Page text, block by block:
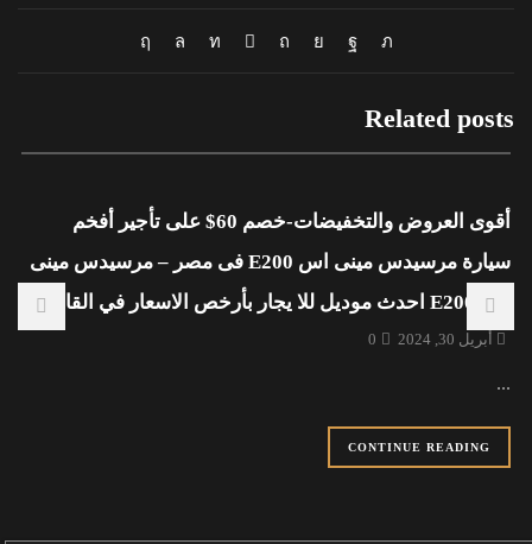
Related posts
أقوى العروض والتخفيضات-خصم 60$ على تأجير أفخم
سيارة مرسيدس مينى اس E200 فى مصر – مرسيدس مينى
اس E200 احدث موديل للا يجار بأرخص الاسعار في القاهرة
أبريل 30, 2024 0
...
CONTINUE READING